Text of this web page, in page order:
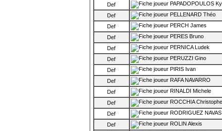
Def
PAPADOPOULOS
Def
PELLENARD Théo
Def
PERCH James
Def
PERES Bruno
Def
PERNICA Ludek
Def
PERUZZI Gino
Def
PIRIS Ivan
Def
RAFA NAVARRO
Def
RINALDI Michele
Def
ROCCHIA
Def
RODRIGUEZ NAVAS
Def
ROLIN Alexis